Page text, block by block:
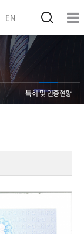
EN
특허 및 인증현황